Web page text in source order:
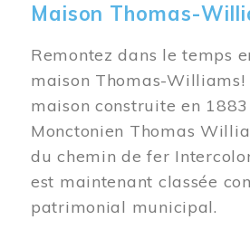
Maison Thomas-
Remontez dans le temps
maison Thomas-Williams!
maison construite en
Monctonien Thomas
du chemin de fer
est maintenant classée
patrimonial municipal.